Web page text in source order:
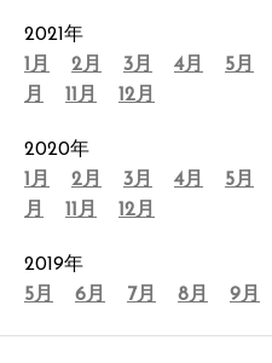
2021年
1月
2月 3月 4月 5月
月
11月 12月
2020年
1月
2月 3月 4月 5月
月
11月 12月
2019年
5月
6月 7月 8月 9月